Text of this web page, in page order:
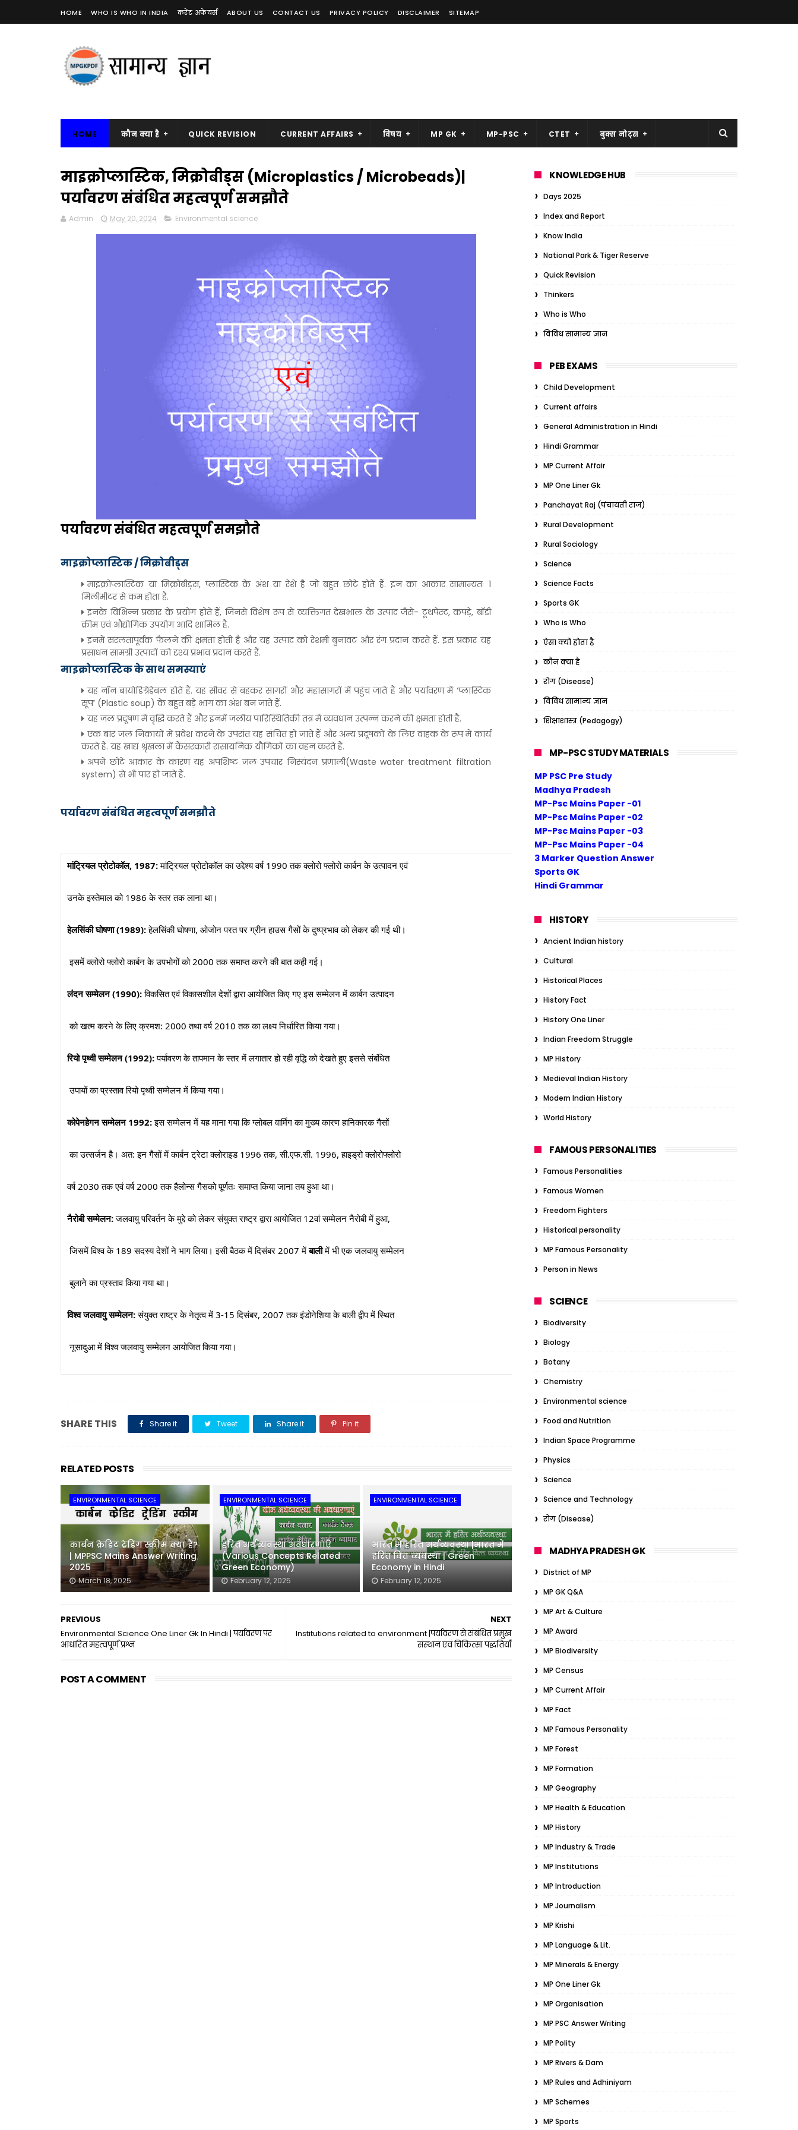
HOME WHO IS WHO IN INDIA करेंट अफेयर्स ABOUT US CONTACT US PRIVACY POLICY DISCLAIMER SITEMAP
HOME कौन क्या है QUICK REVISION CURRENT AFFAIRS विषय MP GK MP-PSC CTET बुक्स नोट्स
माइक्रोप्लास्टिक, मिक्रोबीड्स (Microplastics / Microbeads)|
पर्यावरण संबंधित महत्वपूर्ण समझौते
Admin May 20, 2024 Environmental science
पर्यावरण संबंधित महत्वपूर्ण समझौते
माइक्रोप्लास्टिक / मिक्रोबीड्स
माइक्रोप्लास्टिक या मिक्रोबीड्स, प्लास्टिक के अंश या रेशे है जो बहुत छोटे होते हैं. इन का आकार सामान्यतः 1
मिलीमीटर से कम होता है.
इनके विभिन्न प्रकार के प्रयोग होते हैं, जिनसे विशेष रूप से व्यक्तिगत देखभाल के उत्पाद जैसे- टूथपेस्ट, कपड़े, बॉडी
क्रीम एवं औद्योगिक उपयोग आदि शामिल है.
इनमें सरलतापूर्वक फैलने की क्षमता होती है और यह उत्पाद को रेशमी बुनावट और रंग प्रदान करते हैं. इस प्रकार यह
प्रसाधन सामग्री उत्पादों को दृश्य प्रभाव प्रदान करते हैं.
माइक्रोप्लास्टिक के साथ समस्याएं
यह नॉन बायोडिग्रेडेबल होते हैं. यह सीवर से बहकर सागरों और महासागरों में पहुंच जाते हैं और पर्यावरण में ‘प्लास्टिक
सूप’ (Plastic soup) के बहुत बड़े भाग का अंश बन जाते हैं.
यह जल प्रदूषण में वृद्धि करते हैं और इनमें जलीय पारिस्थितिकी तंत्र में व्यवधान उत्पन्न करने की क्षमता होती है.
एक बार जल निकायों में प्रवेश करने के उपरांत यह संचित हो जाते हैं और अन्य प्रदूषकों के लिए वाहक के रूप में कार्य
करते हैं. यह खाद्य श्रृंखला में कैंसरकारी रासायनिक यौगिकों का वहन करते हैं.
अपने छोटे आकार के कारण यह अपशिष्ट जल उपचार निस्यंदन प्रणाली(Waste water treatment filtration
system) से भी पार हो जाते हैं.
पर्यावरण संबंधित महत्वपूर्ण समझौते
मांट्रियल प्रोटोकॉल, 1987:मांट्रियल प्रोटोकॉल का उद्देश्य वर्ष 1990 तक क्लोरो फ्लोरो कार्बन के उत्पादन एवं
उनके इस्तेमाल को 1986 के स्तर तक लाना था।
हेलसिंकी घोषणा (1989):हेलसिंकी घोषणा, ओजोन परत पर ग्रीन हाउस गैसों के दुष्प्रभाव को लेकर की गई थी।
इसमें क्लोरो फ्लोरो कार्बन के उपभोगों को 2000 तक समाप्त करने की बात कही गई।
लंदन सम्मेलन (1990):विकसित एवं विकासशील देशों द्वारा आयोजित किए गए इस सम्मेलन में कार्बन उत्पादन
को खत्म करने के लिए क्रमश: 2000 तथा वर्ष 2010 तक का लक्ष्य निर्धारित किया गया।
रियो पृथ्वी सम्मेलन (1992):पर्यावरण के तापमान के स्तर में लगातार हो रही वृद्धि को देखते हुए इससे संबंधित
उपायों का प्रस्ताव रियो पृथ्वी सम्मेलन में किया गया।
कोपेनहेगन सम्मेलन 1992:इस सम्मेलन में यह माना गया कि ग्लोबल वार्मिग का मुख्य कारण हानिकारक गैसों
का उत्सर्जन है। अत: इन गैसों में कार्बन ट्रेटा क्लोराइड 1996 तक, सी.एफ.सी. 1996, हाइड्रो क्लोरोफ्लोरो
वर्ष 2030 तक एवं वर्ष 2000 तक हैलोन्स गैसको पूर्णतः समाप्त किया जाना तय हुआ था।
नैरोबी सम्मेलन:जलवायु परिवर्तन के मुद्दे को लेकर संयुक्त राष्ट्र द्वारा आयोजित 12वां सम्मेलन नैरोबी में हुआ,
जिसमें विश्व के 189 सदस्य देशों ने भाग लिया। इसी बैठक में दिसंबर 2007 मेंबालीमें भी एक जलवायु सम्मेलन
बुलाने का प्रस्तावकिया गया था।
विश्व जलवायु सम्मेलन:संयुक्त राष्ट्र के नेतृत्व में 3-15 दिसंबर, 2007 तक इंडोनेशिया के बाली द्वीप में स्थित
नूसादुआ में विश्व जलवायु सम्मेलन आयोजित किया गया।
SHARE THIS Share it Tweet Share it Pin it
RELATED POSTS
ENVIRONMENTAL SCIENCE
कार्बन क्रेडिट ट्रेडिंग स्कीम क्या है?
| MPPSC Mains Answer Writing
2025
March 18, 2025
ENVIRONMENTAL SCIENCE
हरित अर्थव्यवस्था अवधारणाएँ
(Various Concepts Related
Green Economy)
February 12, 2025
ENVIRONMENTAL SCIENCE
भारत में हरित अर्थव्यवस्था |भारत में
हरित वित्त व्यवस्था | Green
Economy in Hindi
February 12, 2025
NEXT
Institutions related to environment |पर्यावरण से संबंधित प्रमुख
संस्थान एवं चिकित्सा पद्धतियाँ
PREVIOUS
Environmental Science One Liner Gk In Hindi | पर्यावरण पर
आधारित महत्वपूर्ण प्रश्न
POST A COMMENT
KNOWLEDGE HUB
Days 2025
Index and Report
Know India
National Park & Tiger Reserve
Quick Revision
Thinkers
Who is Who
विविध सामान्य ज्ञान
PEB EXAMS
Child Development
Current affairs
General Administration in Hindi
Hindi Grammar
MP Current Affair
MP One Liner Gk
Panchayat Raj (पंचायती राज)
Rural Development
Rural Sociology
Science
Science Facts
Sports GK
Who is Who
ऐसा क्यों होता है
कौन क्या है
रोग (Disease)
विविध सामान्य ज्ञान
शिक्षाशास्त्र (Pedagogy)
MP-PSC STUDY MATERIALS
MP PSC Pre Study
Madhya Pradesh
MP-Psc Mains Paper -01
MP-Psc Mains Paper -02
MP-Psc Mains Paper -03
MP-Psc Mains Paper -04
3 Marker Question Answer
Sports GK
Hindi Grammar
HISTORY
Ancient Indian history
Cultural
Historical Places
History Fact
History One Liner
Indian Freedom Struggle
MP History
Medieval Indian History
Modern Indian History
World History
FAMOUS PERSONALITIES
Famous Personalities
Famous Women
Freedom Fighters
Historical personality
MP Famous Personality
Person in News
SCIENCE
Biodiversity
Biology
Botany
Chemistry
Environmental science
Food and Nutrition
Indian Space Programme
Physics
Science
Science and Technology
रोग (Disease)
MADHYA PRADESH GK
District of MP
MP GK Q&A
MP Art & Culture
MP Award
MP Biodiversity
MP Census
MP Current Affair
MP Fact
MP Famous Personality
MP Forest
MP Formation
MP Geography
MP Health & Education
MP History
MP Industry & Trade
MP Institutions
MP Introduction
MP Journalism
MP Krishi
MP Language & Lit.
MP Minerals & Energy
MP One Liner Gk
MP Organisation
MP PSC Answer Writing
MP Polity
MP Rivers & Dam
MP Rules and Adhiniyam
MP Schemes
MP Sports